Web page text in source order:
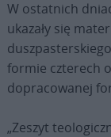
W ostatnich
ukazały się
formie czterech
dopracowanej
„Zeszyt